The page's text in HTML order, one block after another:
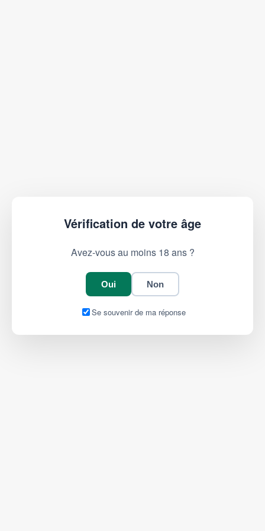
Vérification de votre âge
Avez-vous au moins 18 ans ?
Oui Non
Se souvenir de ma réponse